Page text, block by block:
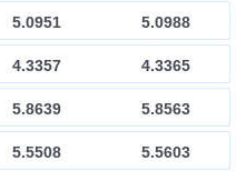
5.0951 5.0988
4.3357 4.3365
5.8639 5.8563
5.5508 5.5603